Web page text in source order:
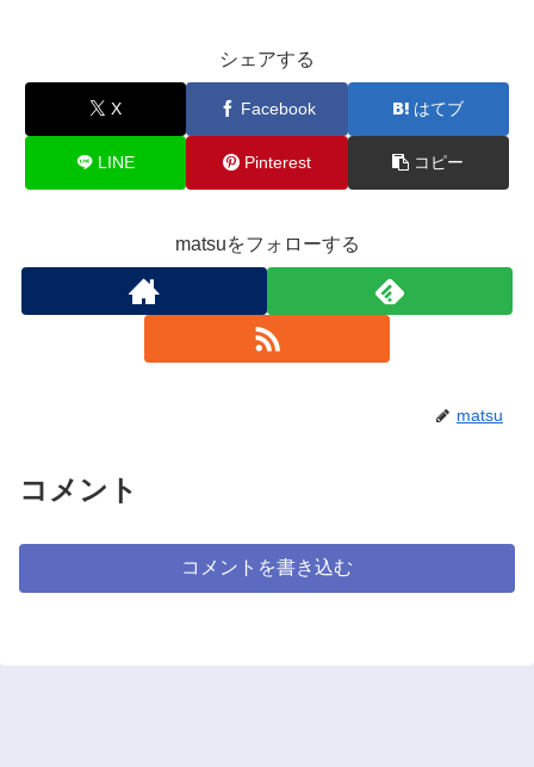
シェアする
X Facebook はてブ
LINE Pinterest コピー
matsuをフォローする
matsu
コメント
コメントを書き込む